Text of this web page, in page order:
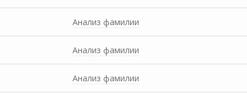
Анализ фамилии
Анализ фамилии
Анализ фамилии